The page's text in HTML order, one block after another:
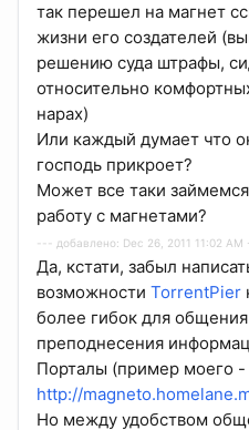
так перешел на магнет
жизни его создателей
решению суда штрафы,
относительно
нарах)
Или каждый думает что
господь прикроет?
Может все таки
работу с магнетами?
--- добавлено: Dec 26, 2011 11:02 AM
Да, кстати, забыл
возможности TorrentPier
более гибок для
преподнесения
Порталы (пример моего -
http://
Но между удобством